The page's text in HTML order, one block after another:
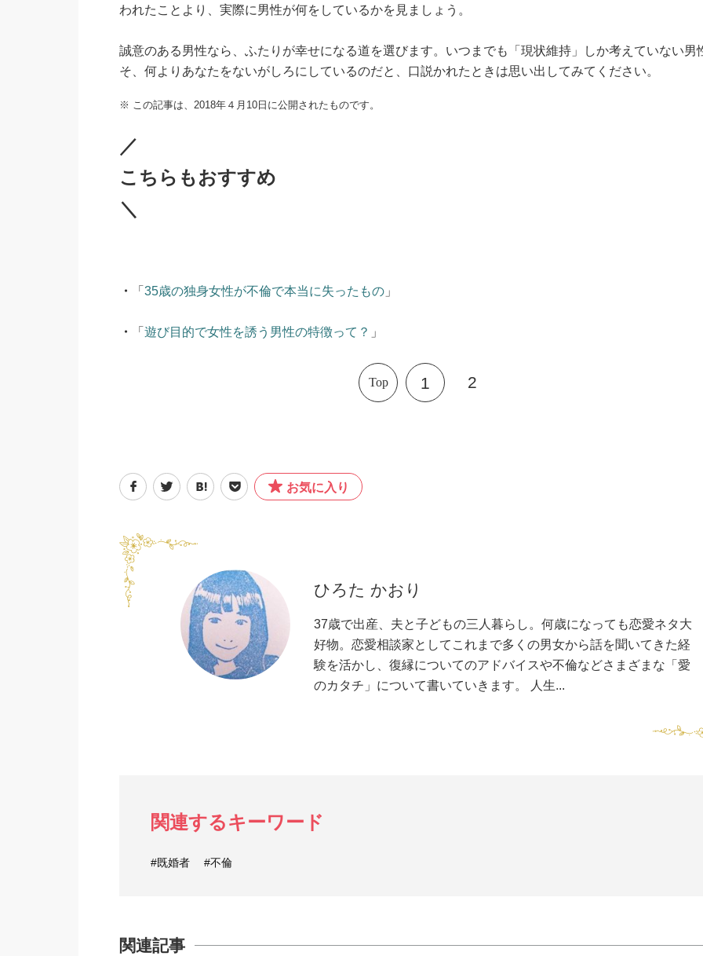
われたことより、実際に男性が何をしているかを見ましょう。
誠意のある男性なら、ふたりが幸せになる道を選びます。いつまでも「現状維持」しか考えていない男
そ、何よりあなたをないがしろにしているのだと、口説かれたときは思い出してみてください。
※ この記事は、2018年４月10日に公開されたものです。
／
こちらもおすすめ
＼
・ 「 35歳の独身女性が不倫で本当に失ったもの 」
・ 「 遊び目的で女性を誘う男性の特徴って？ 」
Top 1 2
お気に入り
ひろた かおり
37歳で出産、夫と子どもの三人暮らし。何歳になっても恋愛ネタ大
好物。恋愛相談家としてこれまで多くの男女から話を聞いてきた経
験を活かし、復縁についてのアドバイスや不倫などさまざまな「愛
のカタチ」について書いていきます。 人生...
関連するキーワード
#既婚者 #不倫
関連記事